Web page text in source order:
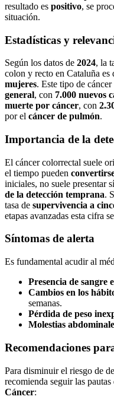
resultado es positivo, se
situación.
Estadísticas y
Según los datos de 2024, la
colon y recto en Cataluña es
mujeres. Este tipo de cáncer
general, con 7.000 nuevos
muerte por cáncer, con
por el cáncer de pulmón.
Importancia de la
El cáncer colorrectal suele
el tiempo pueden
iniciales, no suele presentar
de la detección temprana.
tasa de supervivencia a
etapas avanzadas esta cifra
Síntomas de alerta
Es fundamental acudir al
Presencia de sangre
Cambios en los
semanas.
Pérdida de peso
Molestias
Recomendaciones
Para disminuir el riesgo de
recomienda seguir las pautas
Cáncer: